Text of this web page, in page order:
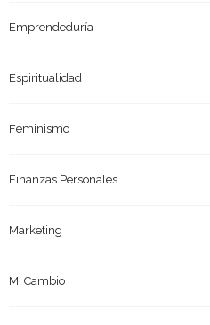
Emprendeduría
Espiritualidad
Feminismo
Finanzas Personales
Marketing
Mi Cambio